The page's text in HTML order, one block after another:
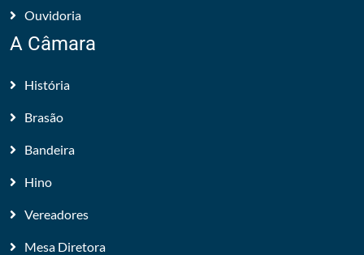
Ouvidoria
A Câmara
História
Brasão
Bandeira
Hino
Vereadores
Mesa Diretora